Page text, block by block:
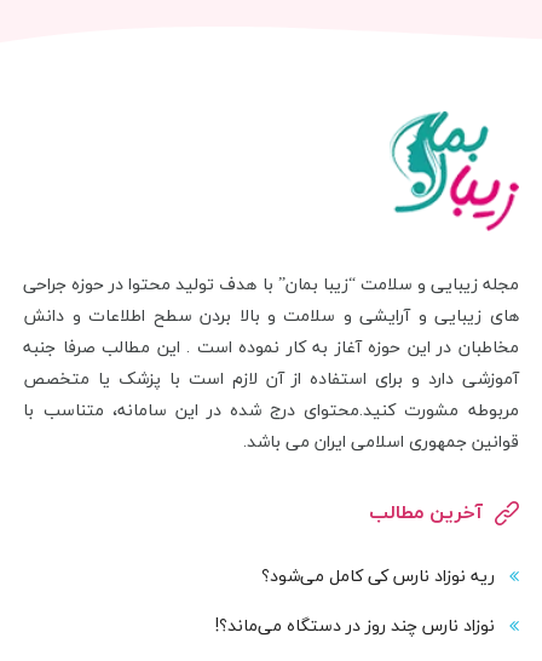
مجله زیبایی و سلامت “زیبا بمان” با هدف تولید محتوا در حوزه جراحی
های زیبایی و آرایشی و سلامت و بالا بردن سطح اطلاعات و دانش
مخاطبان در این حوزه آغاز به کار نموده است . این مطالب صرفا جنبه
آموزشی دارد و برای استفاده از آن لازم است با پزشک یا متخصص
مربوطه مشورت کنید.محتوای درج شده در این سامانه، متناسب با
قوانین جمهوری اسلامی ایران می باشد.
آخرین مطالب
ریه نوزاد نارس کی کامل می‌شود؟
نوزاد نارس چند روز در دستگاه می‌ماند؟!